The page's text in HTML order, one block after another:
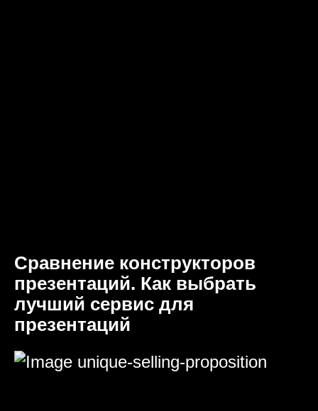
Сравнение конструкторов
презентаций. Как выбрать
лучший сервис для
презентаций